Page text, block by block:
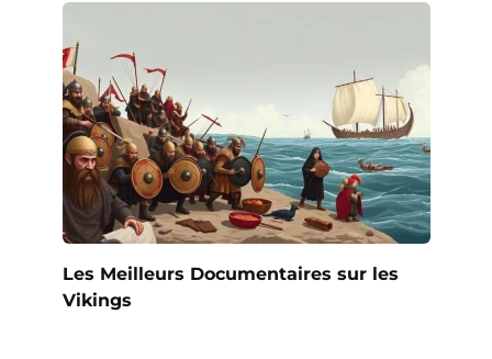
Les Meilleurs Documentaires sur les
Vikings